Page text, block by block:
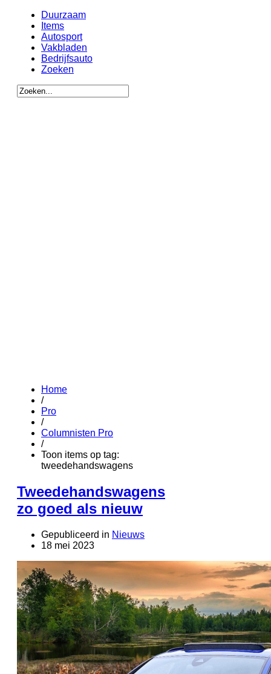
Duurzaam
Items
Autosport
Vakbladen
Bedrijfsauto
Zoeken
Home
/
Pro
/
Columnisten Pro
/
Toon items op tag:
tweedehandswagens
Tweedehandswagens
zo goed als nieuw
Gepubliceerd in Nieuws
18 mei 2023